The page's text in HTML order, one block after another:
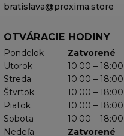
bratislava@proxima.store
OTVÁRACIE HODINY
Pondelok
Zatvorené
Utorok
10:00 – 18:00
Streda
10:00 – 18:00
Štvrtok
10:00 – 18:00
Piatok
10:00 – 18:00
Sobota
10:00 – 18:00
Nedeľa
Zatvorené